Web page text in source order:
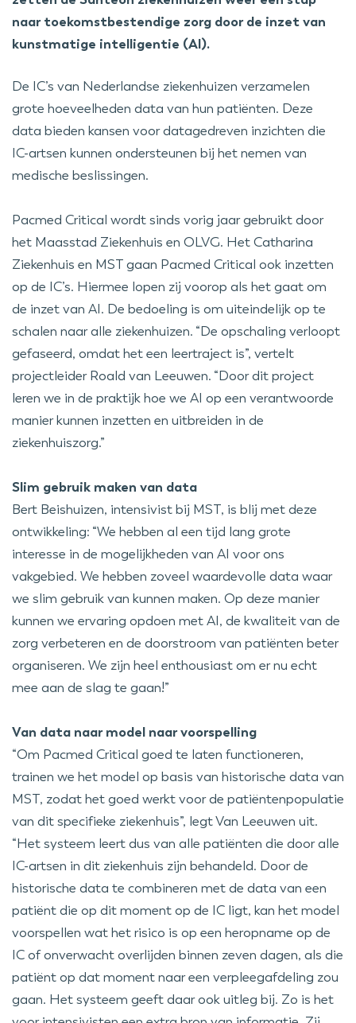
naar toekomstbestendige zorg door de inzet van
kunstmatige intelligentie (AI).
De IC’s van Nederlandse ziekenhuizen verzamelen
grote hoeveelheden data van hun patiënten. Deze
data bieden kansen voor datagedreven inzichten die
IC-artsen kunnen ondersteunen bij het nemen van
medische beslissingen.
Pacmed Critical wordt sinds vorig jaar gebruikt door
het Maasstad Ziekenhuis en OLVG. Het Catharina
Ziekenhuis en MST gaan Pacmed Critical ook inzetten
op de IC’s. Hiermee lopen zij voorop als het gaat om
de inzet van AI. De bedoeling is om uiteindelijk op te
schalen naar alle ziekenhuizen. “De opschaling verloopt
gefaseerd, omdat het een leertraject is”, vertelt
projectleider Roald van Leeuwen. “Door dit project
leren we in de praktijk hoe we AI op een verantwoorde
manier kunnen inzetten en uitbreiden in de
ziekenhuiszorg.”
Slim gebruik maken van data
Bert Beishuizen, intensivist bij MST, is blij met deze
ontwikkeling: “We hebben al een tijd lang grote
interesse in de mogelijkheden van AI voor ons
vakgebied. We hebben zoveel waardevolle data waar
we slim gebruik van kunnen maken. Op deze manier
kunnen we ervaring opdoen met AI, de kwaliteit van de
zorg verbeteren en de doorstroom van patiënten beter
organiseren. We zijn heel enthousiast om er nu echt
mee aan de slag te gaan!”
Van data naar model naar voorspelling
“Om Pacmed Critical goed te laten functioneren,
trainen we het model op basis van historische data van
MST, zodat het goed werkt voor de patiëntenpopulatie
van dit specifieke ziekenhuis”, legt Van Leeuwen uit.
“Het systeem leert dus van alle patiënten die door alle
IC-artsen in dit ziekenhuis zijn behandeld. Door de
historische data te combineren met de data van een
patiënt die op dit moment op de IC ligt, kan het model
voorspellen wat het risico is op een heropname op de
IC of onverwacht overlijden binnen zeven dagen, als die
patiënt op dat moment naar een verpleegafdeling zou
gaan. Het systeem geeft daar ook uitleg bij. Zo is het